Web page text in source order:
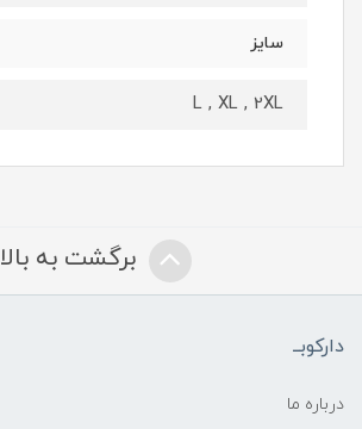
سایز
L , XL , 2XL
برگشت به بالا
دارکوبــ
درباره ما